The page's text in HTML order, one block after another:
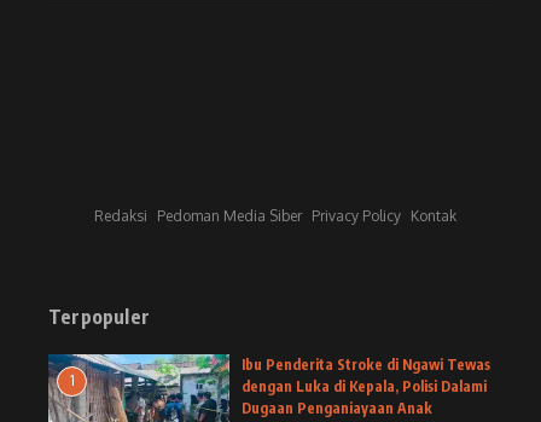
Redaksi Pedoman Media Siber Privacy Policy Kontak
Terpopuler
1
Ibu Penderita Stroke di Ngawi Tewas
dengan Luka di Kepala, Polisi Dalami
Dugaan Penganiayaan Anak